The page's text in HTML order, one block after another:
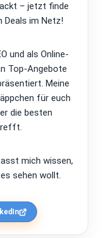
– jetzt finde
Deals im Netz!
und als Online-
Top-Angebote
Meine
für euch
die besten
mich wissen,
sehen wollt.